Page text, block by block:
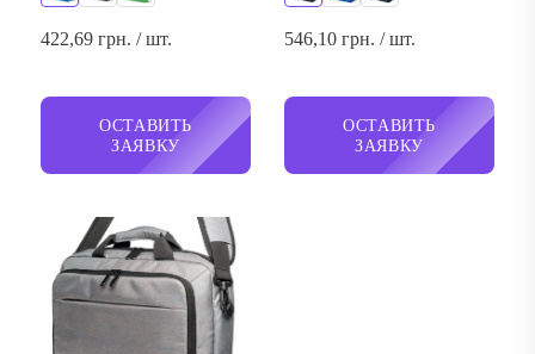
422,69 грн. / шт.
ОСТАВИТЬ
ЗАЯВКУ
546,10 грн. / шт.
ОСТАВИТЬ
ЗАЯВКУ